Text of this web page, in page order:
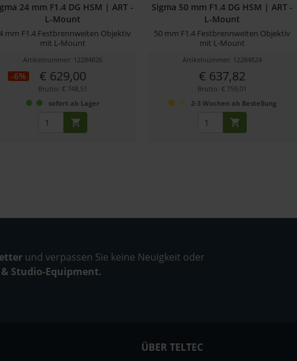
24 mm F1.4 DG HSM | ART -
L-Mount
mm F1.4 Festbrennweiten Objektiv
mit L-Mount
Artikelnummer: 12284826
-6% € 629,00
Brutto: € 748,51
sofort ab Lager
Sigma 50 mm F1.4 DG HSM | ART -
L-Mount
50 mm F1.4 Festbrennweiten Objektiv
mit L-Mount
Artikelnummer: 12284824
€ 637,82
Brutto: € 759,01
2-3 Wochen ab Bestellung
und verpassen Sie keine Neuigkeit oder
Studio-Equipment.
ÜBER TELTEC